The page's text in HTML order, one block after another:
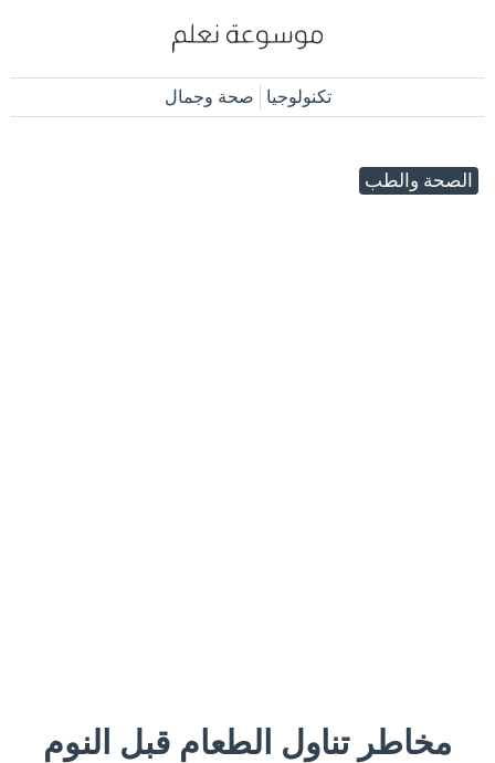
تكنولوجيا صحة وجمال
الصحة والطب
مخاطر تناول الطعام قبل النوم